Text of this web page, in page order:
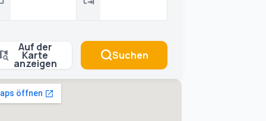
Auf der
Karte
anzeigen
Suchen